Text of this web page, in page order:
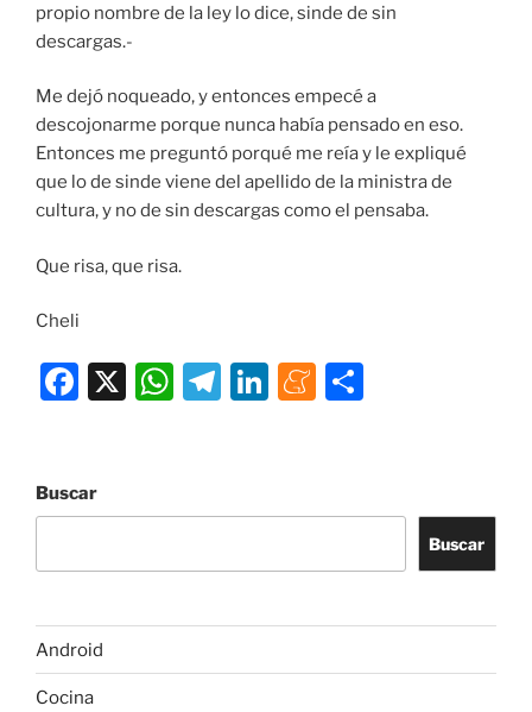
propio nombre de la ley lo dice, sinde de sin
descargas.-
Me dejó noqueado, y entonces empecé a
descojonarme porque nunca había pensado en eso.
Entonces me preguntó porqué me reía y le expliqué
que lo de sinde viene del apellido de la ministra de
cultura, y no de sin descargas como el pensaba.
Que risa, que risa.
Cheli
F
e
b
o
k
X
W
A
p
T
a
m
Li
dI
n
M
a
m
ar
tir
Buscar
Buscar
Android
Cocina